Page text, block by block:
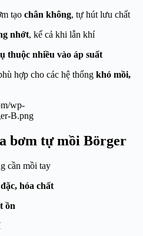
tạo chân không, tự hút lưu chất
nhớt, kể cả khi lẫn khí
thuộc nhiều vào áp suất
hợp cho các hệ thống khó mồi,
bơm tự mồi Börger
cần mồi tay
hóa chất
ồn